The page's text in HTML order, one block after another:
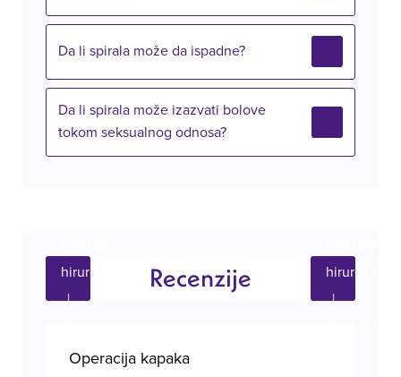
Da li spirala može da ispadne?
Da li spirala može izazvati bolove
tokom seksualnog odnosa?
Operacija kapaka
Recenzije